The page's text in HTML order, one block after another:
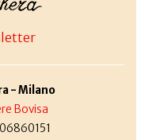
- Milano
Bovisa